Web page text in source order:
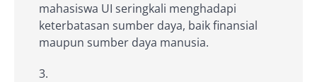
mahasiswa UI seringkali menghadapi
keterbatasan sumber daya, baik finansial
maupun sumber daya manusia.